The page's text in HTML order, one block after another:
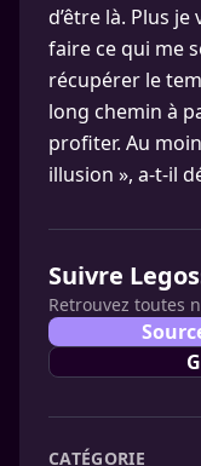
d’être là. Plus
faire ce qui me
récupérer le
long chemin à
profiter. Au
illusion », a-t-il
Suivre
Retrouvez toutes
CATÉGORIE